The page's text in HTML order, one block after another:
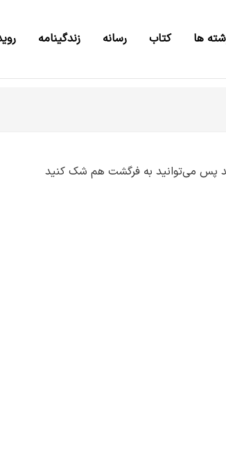
ها کتاب رسانه زندگینامه
پس می‌توانید به فرگشت هم شک کنید